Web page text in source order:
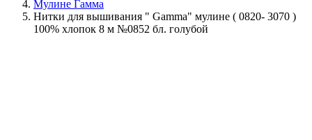
Мулине Гамма
Нитки для вышивания " Gamma" мулине ( 0820- 3070 )
100% хлопок 8 м №0852 бл. голубой